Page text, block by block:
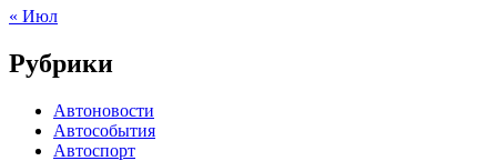
« Июл
Рубрики
Автоновости
Автособытия
Автоспорт